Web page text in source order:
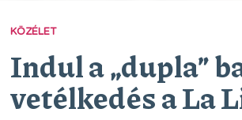
KÖZÉLET
Indul a „dupla”
vetélkedés a La